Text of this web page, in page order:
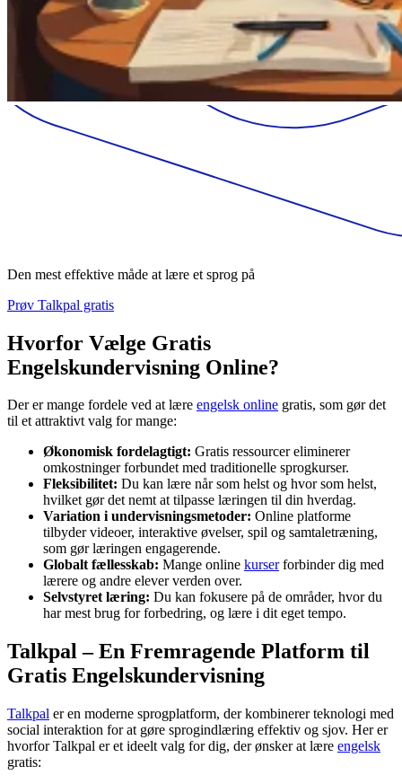
Den mest effektive måde at lære et sprog på
Prøv Talkpal gratis
Hvorfor Vælge Gratis
Engelskundervisning Online?
Der er mange fordele ved at lære engelsk online gratis, som gør det
til et attraktivt valg for mange:
Økonomisk fordelagtigt: Gratis ressourcer eliminerer
omkostninger forbundet med traditionelle sprogkurser.
Fleksibilitet: Du kan lære når som helst og hvor som helst,
hvilket gør det nemt at tilpasse læringen til din hverdag.
Variation i undervisningsmetoder: Online platforme
tilbyder videoer, interaktive øvelser, spil og samtaletræning,
som gør læringen engagerende.
Globalt fællesskab: Mange online kurserforbinder dig med
lærere og andre elever verden over.
Selvstyret læring: Du kan fokusere på de områder, hvor du
har mest brug for forbedring, og lære i dit eget tempo.
Talkpal – En Fremragende Platform til
Gratis Engelskundervisning
Talkpal er en moderne sprogplatform, der kombinerer teknologi med
social interaktion for at gøre sprogindlæring effektiv og sjov. Her er
hvorfor Talkpal er et ideelt valg for dig, der ønsker at lære engelsk
gratis: